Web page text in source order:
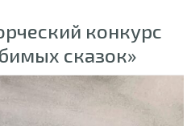
конкурс
сказок»